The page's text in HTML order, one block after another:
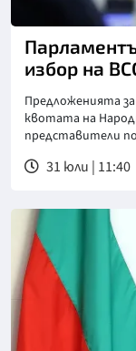
Снимка: БГНЕС
избор на
Предложенията
квотата на
представители
31 юли | 11:40